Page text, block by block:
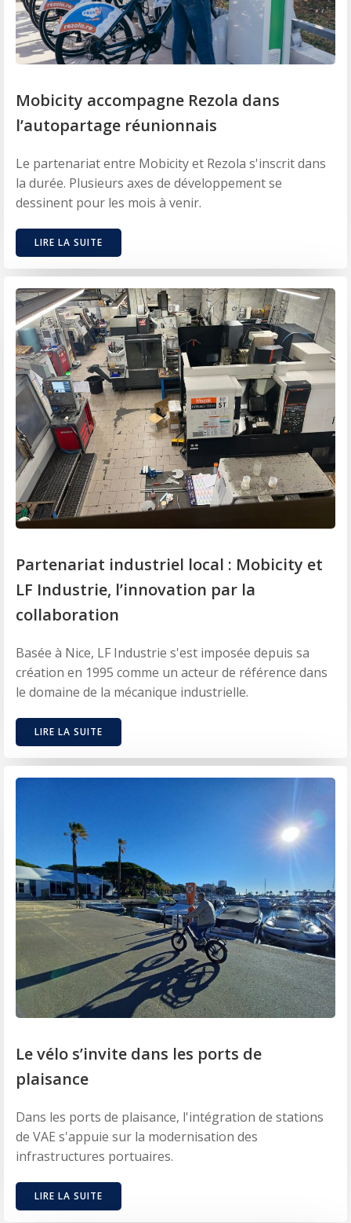
Mobicity accompagne Rezola dans
l’autopartage réunionnais
Le partenariat entre Mobicity et Rezola s'inscrit dans
la durée. Plusieurs axes de développement se
dessinent pour les mois à venir.
LIRE LA SUITE
Partenariat industriel local : Mobicity et
LF Industrie, l’innovation par la
collaboration
Basée à Nice, LF Industrie s'est imposée depuis sa
création en 1995 comme un acteur de référence dans
le domaine de la mécanique industrielle.
LIRE LA SUITE
Le vélo s’invite dans les ports de
plaisance
Dans les ports de plaisance, l'intégration de stations
de VAE s'appuie sur la modernisation des
infrastructures portuaires.
LIRE LA SUITE